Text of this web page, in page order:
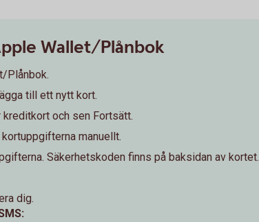
Wallet/Plånbok
Plånbok.
till ett nytt kort.
kreditkort och sen Fortsätt.
manuellt.
Säkerhetskoden finns på baksidan av kortet.
dig.